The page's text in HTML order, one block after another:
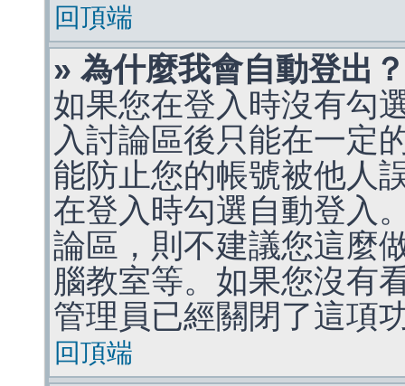
回頂端
» 為什麼我會自動登出？
如果您在登入時沒有勾
入討論區後只能在一定
能防止您的帳號被他人
在登入時勾選自動登入
論區，則不建議您這麼
腦教室等。如果您沒有
管理員已經關閉了這項
回頂端